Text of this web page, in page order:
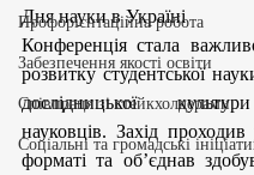
Профорієнтаційна робота
Забезпечення якості освіти
Співпраця зі стейкхолдерами
Соціальні та громадські
Дня науки в Україні
Конференція стала
розвитку студентської
дослідницької
науковців. Захід
форматі та об’єднав